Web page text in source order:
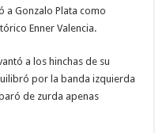
a Gonzalo Plata como
Enner Valencia.
a los hinchas de su
por la banda izquierda
de zurda apenas